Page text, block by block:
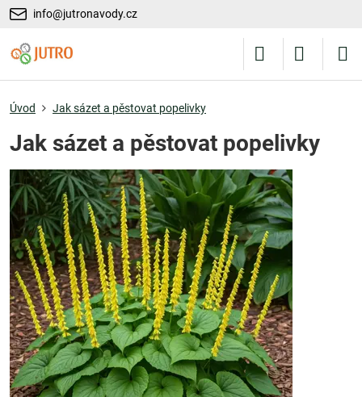
info@jutronavody.cz
Úvod Jak sázet a pěstovat popelivky
Jak sázet a pěstovat popelivky